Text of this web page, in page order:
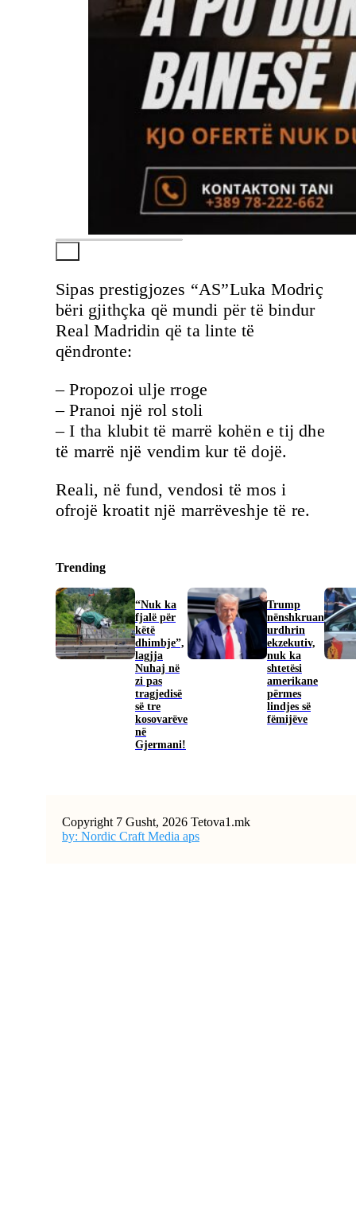
Sipas prestigjozes “AS”Luka Modriç
bëri gjithçka që mundi për të bindur
Real Madridin që ta linte të
qëndronte:
– Propozoi ulje rroge
– Pranoi një rol stoli
– I tha klubit të marrë kohën e tij dhe
të marrë një vendim kur të dojë.
Reali, në fund, vendosi të mos i
ofrojë kroatit një marrëveshje të re.
Trending
“Nuk ka
fjalë për
këtë
dhimbje”,
lagjja
Nuhaj në
zi pas
tragjedisë
së tre
kosovarëve
në
Gjermani!
Trump
nënshkruan
urdhrin
ekzekutiv,
nuk ka
shtetësi
amerikane
përmes
lindjes së
fëmijëve
Copyright 7 Gusht, 2026 Tetova1.mk
by: Nordic Craft Media aps